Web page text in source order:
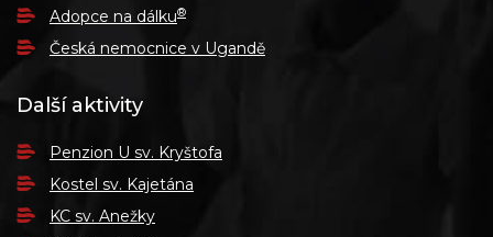
Adopce na dálku®
Česká nemocnice v Ugandě
Další aktivity
Penzion U sv. Kryštofa
Kostel sv. Kajetána
KC sv. Anežky